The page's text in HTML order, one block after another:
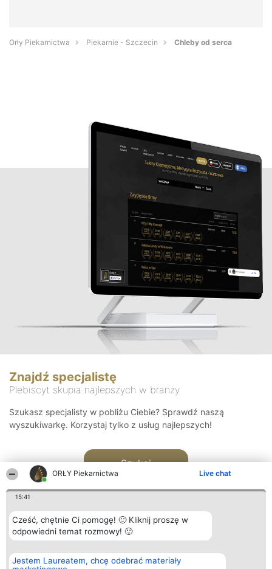
ORŁY Piekarnictwa Live chat
15:41
Cześć, chętnie Ci pomogę! 🙂 Kliknij proszę w
odpowiedni temat rozmowy! 🙂
Jestem Laureatem, chcę odebrać materiały
Orły Piekarnictwa Piekarnie - Szczecin Chleby od serca
Znajdź specjalistę
Plebiscyt skupia najlepszych w branży
Szukasz specjalisty w pobliżu Ciebie? Sprawdź naszą
wyszukiwarkę. Korzystaj tylko z usług najlepszych!
Szukaj
Organizator plebiscytu
Bright Side Solutions sp. z o.
Plebiscyt
Laureaci
Kontakt
Kontakt